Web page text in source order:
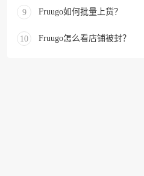
9 Fruugo如何批量上货？
10 Fruugo怎么看店铺被封？